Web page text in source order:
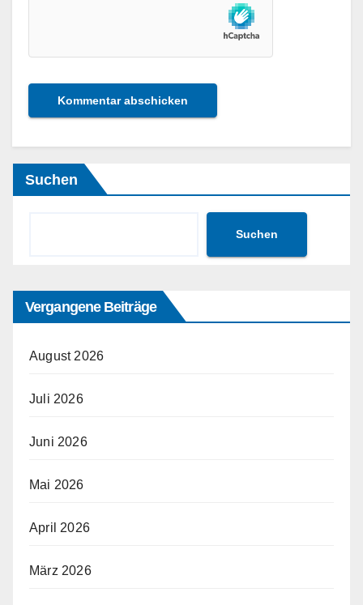
Suchen
Suchen
Vergangene Beiträge
August 2026
Juli 2026
Juni 2026
Mai 2026
April 2026
März 2026